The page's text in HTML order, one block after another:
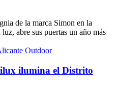
de la marca Simon en la
abre sus puertas un año más
ilumina el Distrito